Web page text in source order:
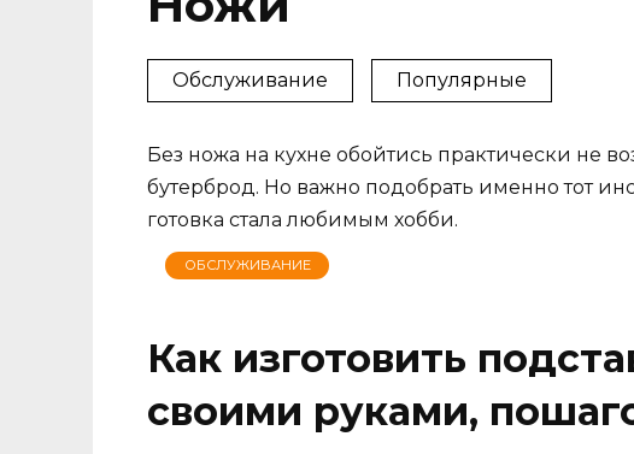
Обслуживание Популярные
Без ножа на кухне обойтись практически не
бутерброд. Но важно подобрать именно тот
готовка стала любимым хобби.
ОБСЛУЖИВАНИЕ
Как изготовить
своими руками,